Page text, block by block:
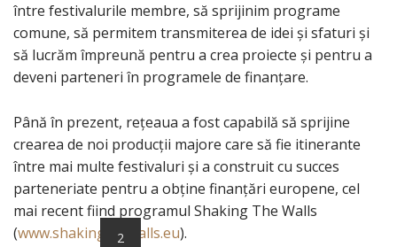
între festivalurile membre, să sprijinim programe
comune, să permitem transmiterea de idei și sfaturi și
să lucrăm împreună pentru a crea proiecte și pentru a
deveni parteneri în programele de finanțare.
Până în prezent, rețeaua a fost capabilă să sprijine
crearea de noi producții majore care să fie itinerante
între mai multe festivaluri și a construit cu succes
parteneriate pentru a obține finanțări europene, cel
mai recent fiind programul Shaking The Walls
(www.shakingthewalls.eu).
2